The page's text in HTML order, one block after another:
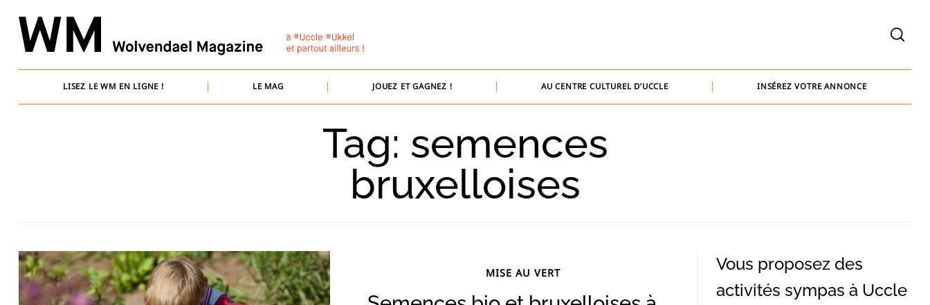
content
LISEZ LE WM EN LIGNE ! LE MAG JOUEZ ET GAGNEZ ! AU CENTRE CULTUREL D’UCCLE INSÉREZ VOTRE ANNONCE
bernard@baammedia.be
jennifer@baammedia.be
Tag: semences
bruxelloises
MISE AU VERT
Vous proposez des
activités sympas à Uccle